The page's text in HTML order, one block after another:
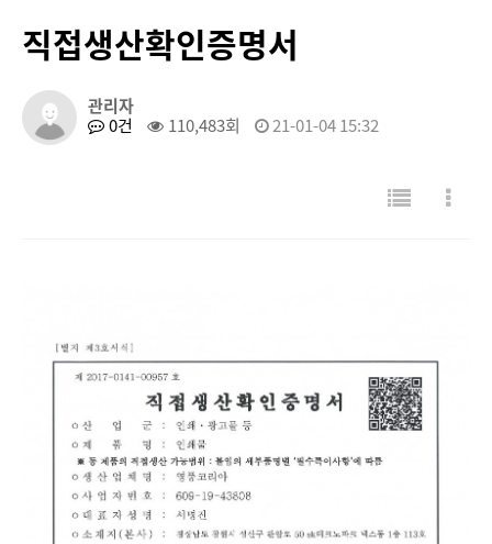
직접생산확인증명서
관리자
0건
110,483회 21-01-04 15:32